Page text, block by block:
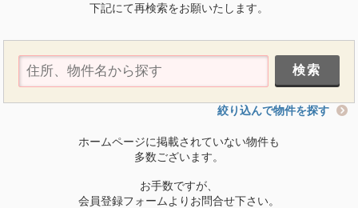
下記にて再検索をお願いたします。
絞り込んで物件を探す
ホームページに掲載されていない物件も
多数ございます。
お手数ですが、
会員登録フォームよりお問合せ下さい。